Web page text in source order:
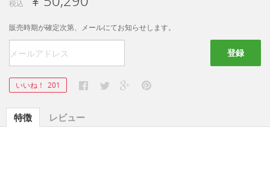
税込
販売時期が確定次第、メールにてお知らせします。
登録
いいね！ 201
特徴 レビュー